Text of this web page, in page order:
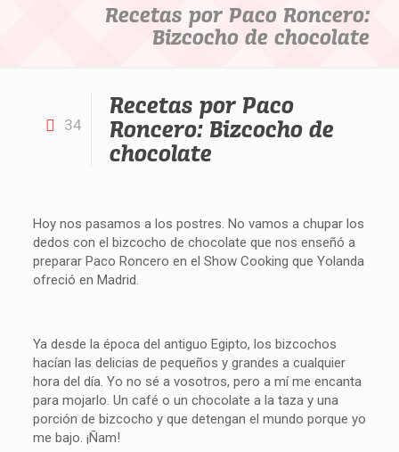
Recetas por Paco Roncero:
Bizcocho de chocolate
34
Recetas por Paco
Roncero: Bizcocho de
chocolate
Hoy nos pasamos a los postres. No vamos a chupar los
dedos con el bizcocho de chocolate que nos enseñó a
preparar Paco Roncero en el Show Cooking que Yolanda
ofreció en Madrid.
Ya desde la época del antiguo Egipto, los bizcochos
hacían las delicias de pequeños y grandes a cualquier
hora del día. Yo no sé a vosotros, pero a mí me encanta
para mojarlo. Un café o un chocolate a la taza y una
porción de bizcocho y que detengan el mundo porque yo
me bajo. ¡Ñam!